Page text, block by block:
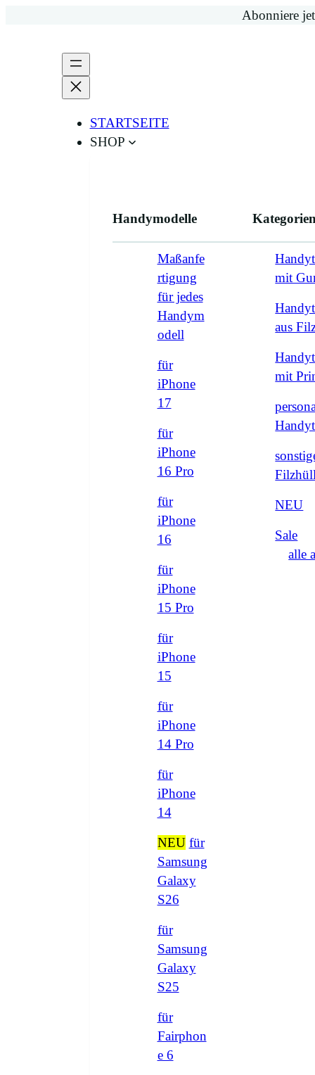
Abonniere
STARTSEITE
SHOP
Handymodelle
Maßanfe
rtigung
für jedes
Handym
odell
für
iPhone
17
für
iPhone
16 Pro
für
iPhone
16
für
iPhone
15 Pro
für
iPhone
15
für
iPhone
14 Pro
für
iPhone
14
NEU für
Samsung
Galaxy
S26
für
Samsung
Galaxy
S25
für
Fairphon
e 6
mit
aus
mit
NEU
Sale
alle